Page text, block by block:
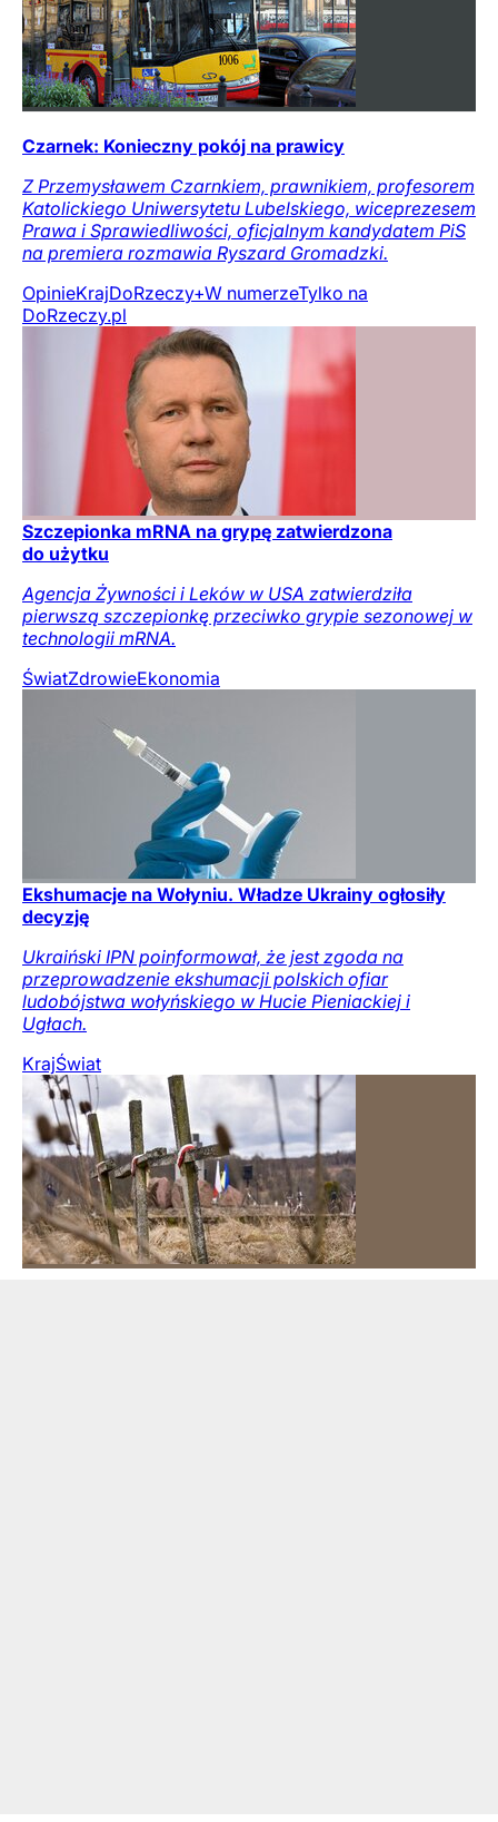
Czarnek: Konieczny pokój na prawicy
Z Przemysławem Czarnkiem, prawnikiem, profesorem
Katolickiego Uniwersytetu Lubelskiego, wiceprezesem
Prawa i Sprawiedliwości, oficjalnym kandydatem PiS
na premiera rozmawia Ryszard Gromadzki.
OpinieKrajDoRzeczy+W numerzeTylko na
DoRzeczy.pl
Szczepionka mRNA na grypę zatwierdzona
do użytku
Agencja Żywności i Leków w USA zatwierdziła
pierwszą szczepionkę przeciwko grypie sezonowej w
technologii mRNA.
ŚwiatZdrowieEkonomia
Ekshumacje na Wołyniu. Władze Ukrainy ogłosiły
decyzję
Ukraiński IPN poinformował, że jest zgoda na
przeprowadzenie ekshumacji polskich ofiar
ludobójstwa wołyńskiego w Hucie Pieniackiej i
Ugłach.
KrajŚwiat